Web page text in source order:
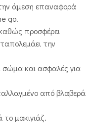
άμεση επαναφορά
go.
καθώς προσφέρει
την
και ασφαλές για
από βλαβερά
μακιγιάζ.